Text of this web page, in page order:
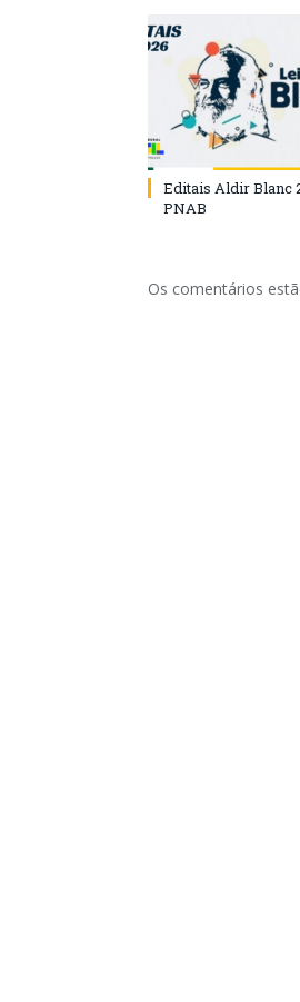
Editais Aldir Blanc
PNAB
Os comentários